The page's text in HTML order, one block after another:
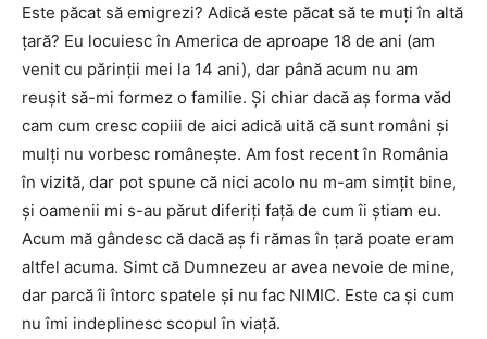
Este păcat să emigrezi? Adică este păcat să te muţi în altă
ţară? Eu locuiesc în America de aproape 18 de ani (am
venit cu părinţii mei la 14 ani), dar până acum nu am
reuşit să-mi formez o familie. Şi chiar dacă aş forma văd
cam cum cresc copiii de aici adică uită că sunt români şi
mulţi nu vorbesc româneşte. Am fost recent în România
în vizită, dar pot spune că nici acolo nu m-am simţit bine,
şi oamenii mi s-au părut diferiţi faţă de cum îi ştiam eu.
Acum mă gândesc că dacă aş fi rămas în ţară poate eram
altfel acuma. Simt că Dumnezeu ar avea nevoie de mine,
dar parcă îi întorc spatele şi nu fac NIMIC. Este ca şi cum
nu îmi indeplinesc scopul în viaţă.